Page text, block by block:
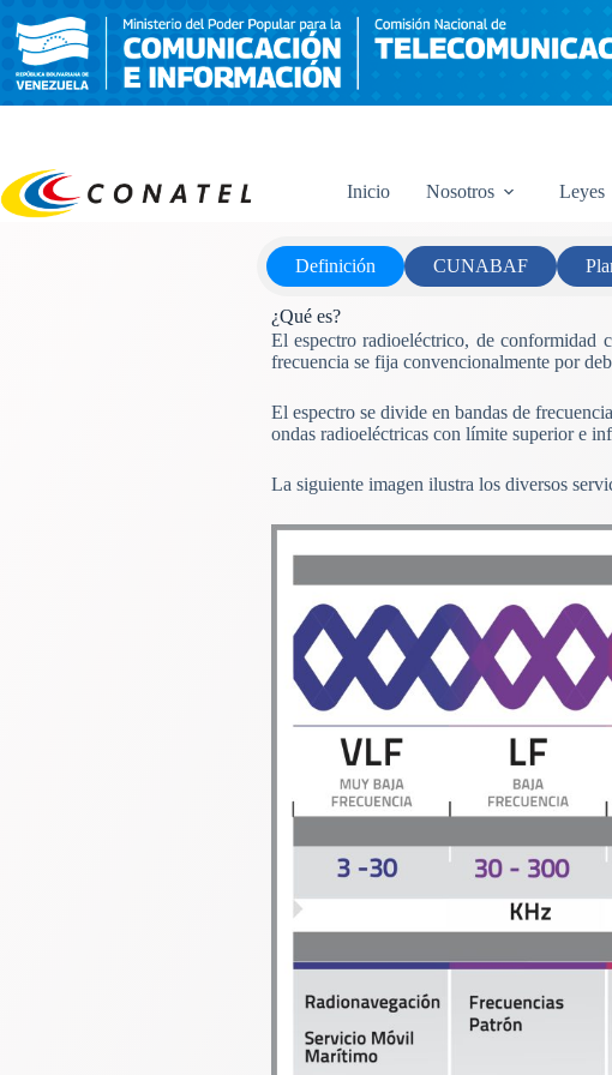
contenido
Inicio Nosotros Leyes
Definición CUNABAF
¿Qué es?
El espectro radioeléctrico, de conformidad
frecuencia se fija convencionalmente por
El espectro se divide en bandas de
ondas radioeléctricas con límite superior e
La siguiente imagen ilustra los diversos